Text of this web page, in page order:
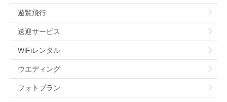
遊覧飛行
送迎サービス
WiFiレンタル
ウエディング
フォトプラン